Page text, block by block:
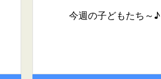
今週の子どもたち～♪